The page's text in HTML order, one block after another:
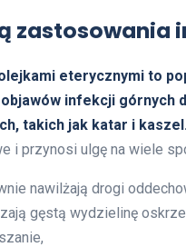
zastosowania
eterycznymi to
objawów infekcji górnych
takich jak katar i
i przynosi ulgę na wiele
nawilżają drogi
gęstą wydzielinę